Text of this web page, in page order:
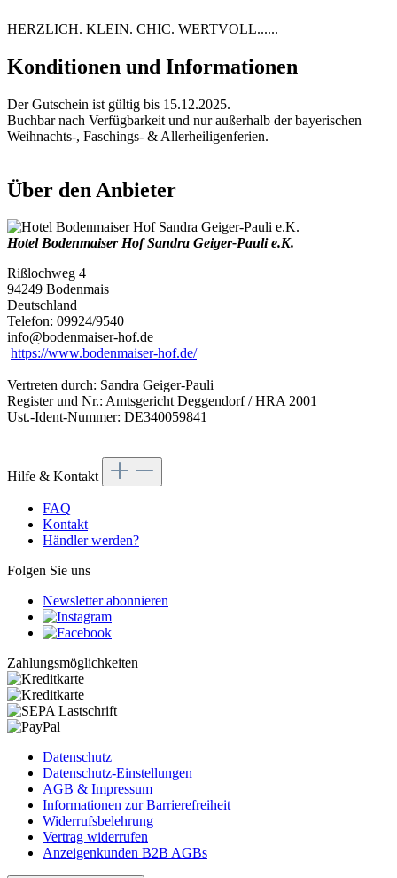
HERZLICH. KLEIN. CHIC. WERTVOLL......
Konditionen und Informationen
Der Gutschein ist gültig bis 15.12.2025.
Buchbar nach Verfügbarkeit und nur außerhalb der bayerischen
Weihnachts-, Faschings- & Allerheiligenferien.
Über den Anbieter
Hotel Bodenmaiser Hof Sandra Geiger-Pauli e.K.
Rißlochweg 4
94249 Bodenmais
Deutschland
Telefon: 09924/9540
info@bodenmaiser-hof.de
https://www.bodenmaiser-hof.de/
Vertreten durch: Sandra Geiger-Pauli
Register und Nr.: Amtsgericht Deggendorf / HRA 2001
Ust.-Ident-Nummer: DE340059841
Hilfe & Kontakt
FAQ
Kontakt
Händler werden?
Folgen Sie uns
Newsletter abonnieren
Zahlungsmöglichkeiten
Datenschutz
Datenschutz-Einstellungen
AGB & Impressum
Informationen zur Barrierefreiheit
Widerrufsbelehrung
Vertrag widerrufen
Anzeigenkunden B2B AGBs